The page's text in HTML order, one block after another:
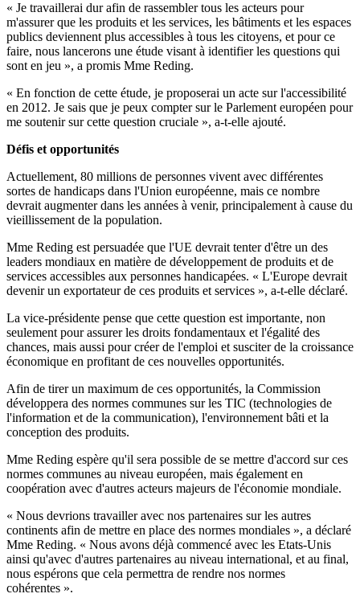
« Je travaillerai dur afin de rassembler tous les acteurs pour
m'assurer que les produits et les services, les bâtiments et les espaces
publics deviennent plus accessibles à tous les citoyens, et pour ce
faire, nous lancerons une étude visant à identifier les questions qui
sont en jeu », a promis Mme Reding.
« En fonction de cette étude, je proposerai un acte sur l'accessibilité
en 2012. Je sais que je peux compter sur le Parlement européen pour
me soutenir sur cette question cruciale », a-t-elle ajouté.
Défis et opportunités
Actuellement, 80 millions de personnes vivent avec différentes
sortes de handicaps dans l'Union européenne, mais ce nombre
devrait augmenter dans les années à venir, principalement à cause du
vieillissement de la population.
Mme Reding est persuadée que l'UE devrait tenter d'être un des
leaders mondiaux en matière de développement de produits et de
services accessibles aux personnes handicapées. « L'Europe devrait
devenir un exportateur de ces produits et services », a-t-elle déclaré.
La vice-présidente pense que cette question est importante, non
seulement pour assurer les droits fondamentaux et l'égalité des
chances, mais aussi pour créer de l'emploi et susciter de la croissance
économique en profitant de ces nouvelles opportunités.
Afin de tirer un maximum de ces opportunités, la Commission
développera des normes communes sur les TIC (technologies de
l'information et de la communication), l'environnement bâti et la
conception des produits.
Mme Reding espère qu'il sera possible de se mettre d'accord sur ces
normes communes au niveau européen, mais également en
coopération avec d'autres acteurs majeurs de l'économie mondiale.
« Nous devrions travailler avec nos partenaires sur les autres
continents afin de mettre en place des normes mondiales », a déclaré
Mme Reding. « Nous avons déjà commencé avec les Etats-Unis
ainsi qu'avec d'autres partenaires au niveau international, et au final,
nous espérons que cela permettra de rendre nos normes
cohérentes ».